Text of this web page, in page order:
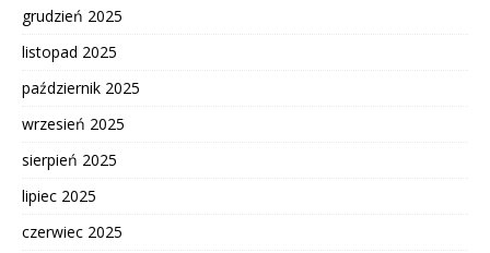
grudzień 2025
listopad 2025
październik 2025
wrzesień 2025
sierpień 2025
lipiec 2025
czerwiec 2025